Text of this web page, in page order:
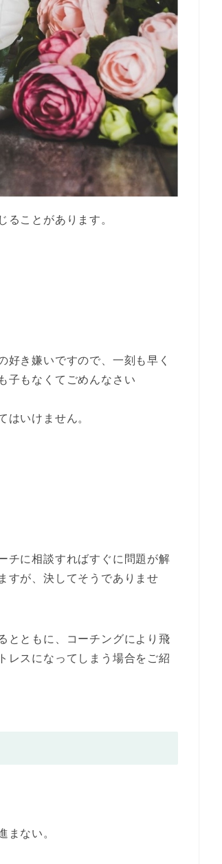
ることがあります。
き嫌いですので、一刻も早く
子もなくてごめんなさい
はいけません。
チに相談すればすぐに問題が解
すが、決してそうでありませ
とともに、コーチングにより飛
レスになってしまう場合をご紹
まない。